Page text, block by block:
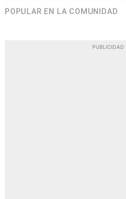
POPULAR EN LA COMUNIDAD
PUBLICIDAD